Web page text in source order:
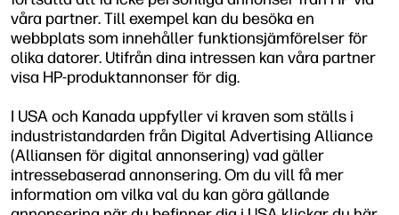
våra partner. Till exempel kan du besöka en
webbplats som innehåller funktionsjämförelser för
olika datorer. Utifrån dina intressen kan våra partner
visa HP-produktannonser för dig.
I USA och Kanada uppfyller vi kraven som ställs i
industristandarden från Digital Advertising Alliance
(Alliansen för digital annonsering) vad gäller
intressebaserad annonsering. Om du vill få mer
information om vilka val du kan göra gällande